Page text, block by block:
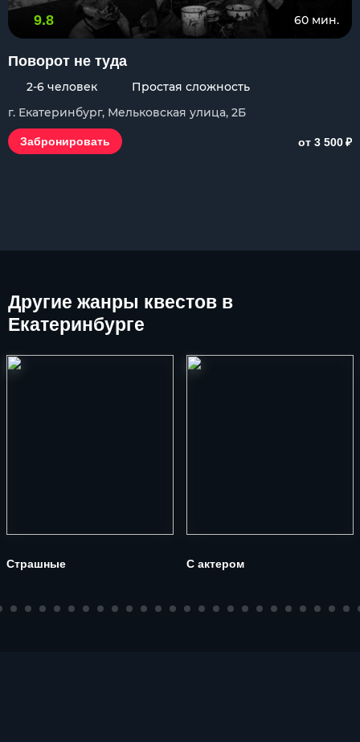
9.8 60 мин.
Поворот не туда
2-6 человек
Простая сложность
г. Екатеринбург, Мельковская улица, 2Б
Забронировать от 3 500₽
Другие жанры квестов в
Екатеринбурге
Страшные С актером